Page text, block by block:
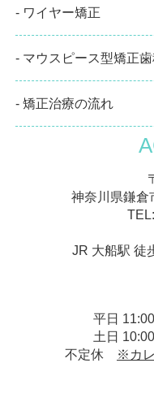
- ワイヤー矯正
- マウスピース型矯正
- 矯正治療の流れ
神奈川県鎌倉
TEL:
JR 大船駅 徒
平日
土日
不定休
※カレ